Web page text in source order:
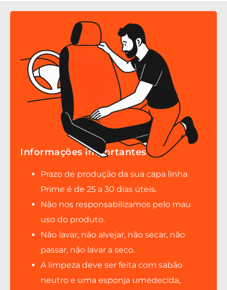
Informações importantes
Prazo de produção da sua capa linha
Prime é de 25 a 30 dias úteis.
Não nos responsabilizamos pelo mau
uso do produto.
Não lavar, não alvejar, não secar, não
passar, não lavar a seco.
A limpeza deve ser feita com sabão
neutro e uma esponja umedecida,